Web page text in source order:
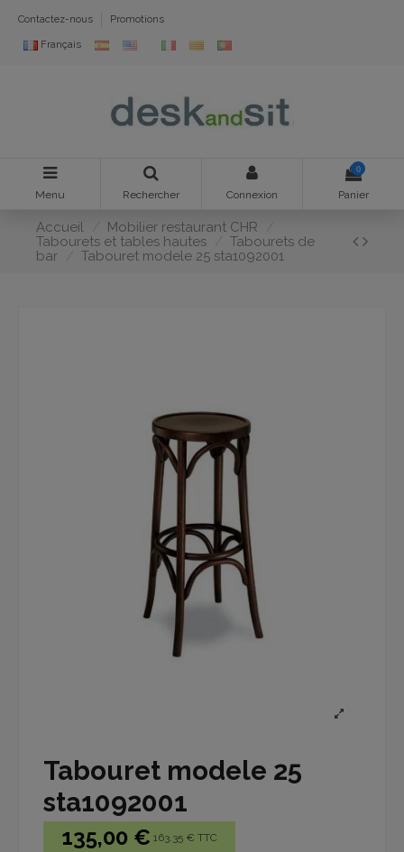
Contactez-nous Promotions
Français
Menu Rechercher Connexion
0
Panier
Accueil
Mobilier restaurant CHR
Tabourets et tables hautes
Tabourets de
bar
Tabouret modele 25 sta1092001
Tabouret modele 25
sta1092001
135,00 € 163.35 € TTC